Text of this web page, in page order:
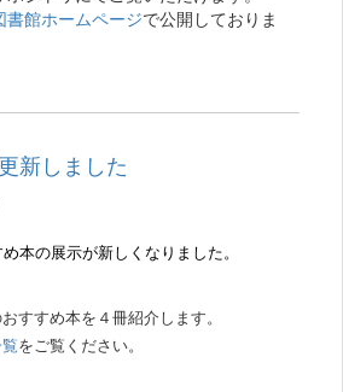
書館ホームページで公開しておりま
新しました
本の展示が新しくなりました。
すすめ本を４冊紹介します。
をご覧ください。